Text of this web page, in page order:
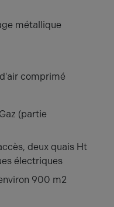
métallique
comprimé
(partie
deux quais Ht
électriques
900 m2